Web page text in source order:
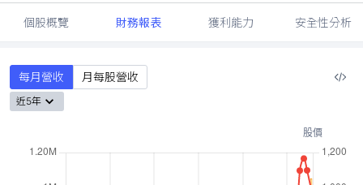
個股概覽 財務報表 獲利能力 安全性分析
每月營收 月每股營收
近5年